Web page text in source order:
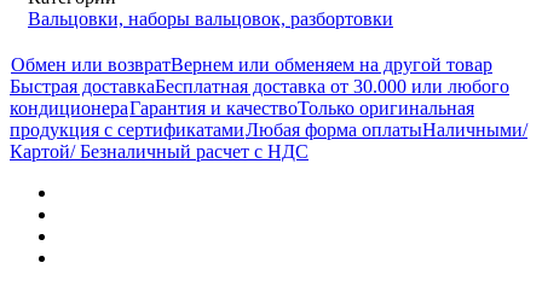
Вальцовки, наборы вальцовок, разбортовки
Обмен или возвратВернем или обменяем на другой товар
Быстрая доставкаБесплатная доставка от 30.000 или любого
кондиционераГарантия и качествоТолько оригинальная
продукция с сертификатамиЛюбая форма оплатыНаличными/
Картой/ Безналичный расчет с НДС